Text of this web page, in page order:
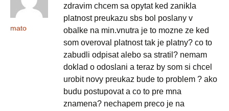
mato
zdravim chcem sa opytat ked zanikla
platnost preukazu sbs bol poslany v
obalke na min.vnutra je to mozne ze ked
som overoval platnost tak je platny? co to
zabudli odpisat alebo sa stratil? nemam
doklad o odoslani a teraz by som si chcel
urobit novy preukaz bude to problem ? ako
budu postupovat a co to pre mna
znamena? nechapem preco je na